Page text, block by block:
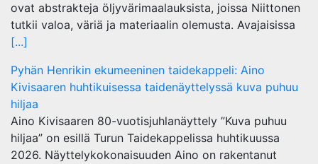
ovat abstrakteja öljyvärimaalauksista, joissa Niittonen
tutkii valoa, väriä ja materiaalin olemusta. Avajaisissa
[...]
Pyhän Henrikin ekumeeninen taidekappeli: Aino
Kivisaaren huhtikuisessa taidenäyttelyssä kuva puhuu
hiljaa
Aino Kivisaaren 80-vuotisjuhlanäyttely ”Kuva puhuu
hiljaa” on esillä Turun Taidekappelissa huhtikuussa
2026. Näyttelykokonaisuuden Aino on rakentanut